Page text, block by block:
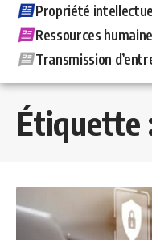
Propriété
Ressources
Transmission
Étiquette